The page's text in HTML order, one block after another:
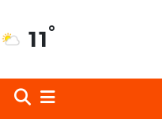
11 °